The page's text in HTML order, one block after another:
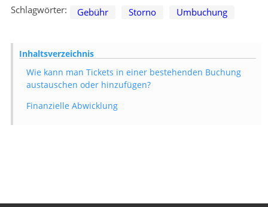
Schlagwörter: Gebühr Storno Umbuchung
Inhaltsverzeichnis
Wie kann man Tickets in einer bestehenden Buchung
austauschen oder hinzufügen?
Finanzielle Abwicklung